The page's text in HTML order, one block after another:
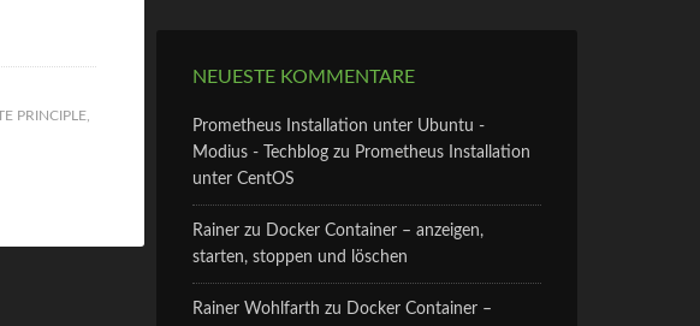
PRINCIPLE
NEUESTE KOMMENTARE
Prometheus Installation unter Ubuntu -
Modius - Techblog zu Prometheus Installation
unter CentOS
Rainer zu Docker Container – anzeigen,
starten, stoppen und löschen
Rainer Wohlfarth zu Docker Container –